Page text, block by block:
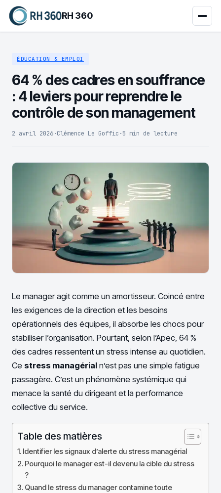
RH 360
ÉDUCATION & EMPLOI
64 % des cadres en souffrance
: 4 leviers pour reprendre le
contrôle de son management
2 avril 2026·Clémence Le Goffic ·5 min de lecture
Le manager agit comme un amortisseur. Coincé entre
les exigences de la direction et les besoins
opérationnels des équipes, il absorbe les chocs pour
stabiliser l’organisation. Pourtant, selon l’Apec, 64 %
des cadres ressentent un stress intense au quotidien.
Ce stress managérial n’est pas une simple fatigue
passagère. C’est un phénomène systémique qui
menace la santé du dirigeant et la performance
collective du service.
Table des matières
Identifier les signaux d’alerte du stress managérial
Pourquoi le manager est-il devenu la cible du stress
?
Quand le stress du manager contamine toute